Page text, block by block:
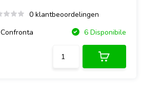
0 klantbeoordelingen
Confronta
6 Disponibile